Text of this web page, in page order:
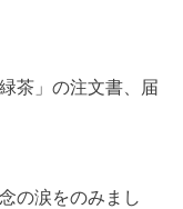
茶」の注文書、届
の涙をのみまし